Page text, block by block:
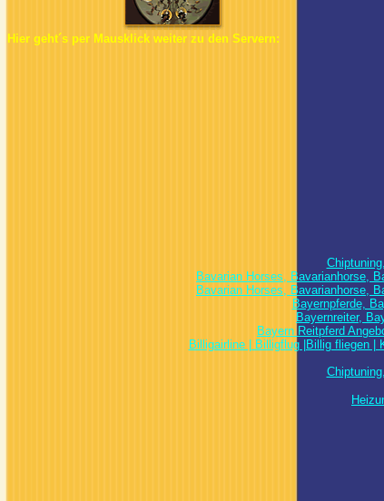
Hier geht´s per Mausklick weiter zu den Servern:
Bavarian Horses, Bavarianhorse,
Bavarian Horses, Bavarianhorse,
Bayernpferde,
Bayernreiter,
Bayern Reitpferd
Billigairline | Billigflug |Billig fliegen |